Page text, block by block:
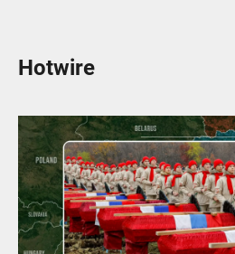
Hotwire